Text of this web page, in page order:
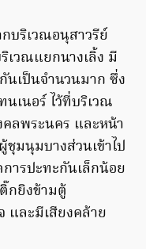
บริเวณอนุสาวรีย์
เวณแยกนางเลิ้ง มี
เป็นจำนวนมาก ซึ่ง
เนอร์ ไว้ที่บริเวณ
ลพระนคร และหน้า
มนุมบางส่วนเข้าไป
ารปะทะกันเล็กน้อย
กยิงข้ามตู้
และมีเสียงคล้าย